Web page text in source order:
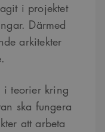
i projektet
Därmed
arkitekter
teorier kring
ska fungera
att arbeta